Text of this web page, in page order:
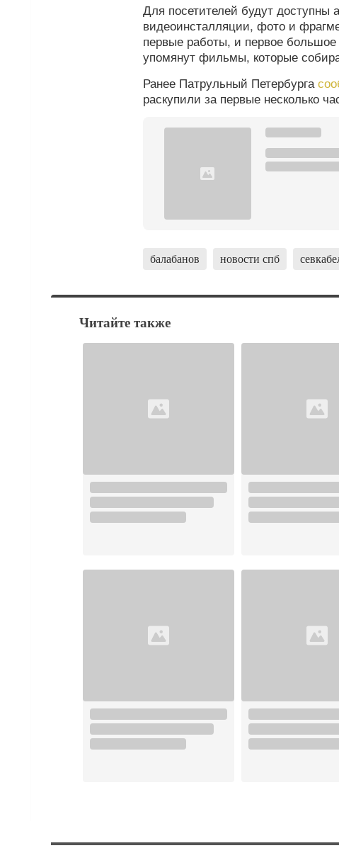
Для посетителей будут
видеоинсталляции, фото и
первые работы, и первое
упомянут фильмы, которые
Ранее Патрульный Петербурга
раскупили за первые несколько
балабанов новости спб
Читайте также